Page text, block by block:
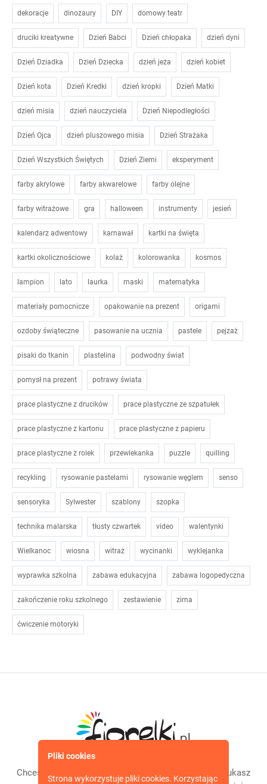
dekoracje dinozaury DIY domowy teatr
druciki kreatywne Dzień Babci Dzień chłopaka dzień dyni
Dzień Dziadka Dzień Dziecka dzień jeża dzień kobiet
Dzień kota Dzień Kredki dzień kropki Dzień Matki
dzień misia dzień nauczyciela Dzień Niepodległości
Dzień Ojca dzień pluszowego misia Dzień Strażaka
Dzień Wszystkich Świętych Dzień Ziemi eksperyment
farby akrylowe farby akwarelowe farby olejne
farby witrażowe gra halloween instrumenty jesień
kalendarz adwentowy karnawał kartki na święta
kartki okolicznościowe kolaż kolorowanka kosmos
lampion lato laurka maski matematyka
materiały pomocnicze opakowanie na prezent origami
ozdoby świąteczne pasowanie na ucznia pastele pejzaż
pisaki do tkanin plastelina podwodny świat
pomysł na prezent potrawy świata
prace plastyczne z drucików prace plastyczne ze szpatułek
prace plastyczne z kartonu prace plastyczne z papieru
prace plastyczne z rolek przewlekanka puzzle quilling
recykling rysowanie pastelami rysowanie węglem senso
sensoryka Sylwester szablony szopka
technika malarska tłusty czwartek video walentynki
Wielkanoc wiosna witraż wycinanki wyklejanka
wyprawka szkolna zabawa edukacyjna zabawa logopedyczna
zakończenie roku szkolnego zestawienie zima
ćwiczenie motoryki
Chcesz bawić się z dzieckiem w ciekawy sposób? Szukasz
Pliki cookies
Strona wykorzystuje pliki cookies. Korzystając